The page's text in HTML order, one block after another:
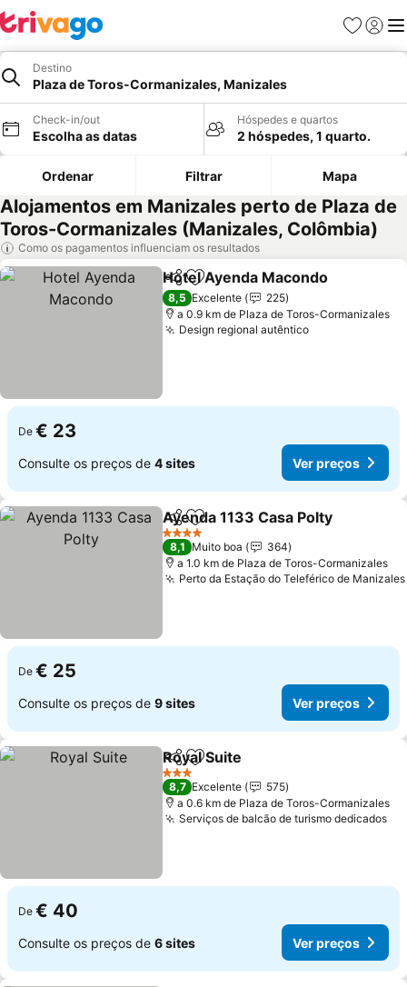
Favoritos
Iniciar
Destino
Plaza de Toros-Cormanizales, Manizales
Check-in/out
Escolha as datas
Hóspedes e quartos
2 hóspedes, 1 quarto.
Ordenar Filtrar Mapa
Alojamentos em Manizales perto de Plaza de
Toros-Cormanizales (Manizales, Colômbia)
Como os pagamentos influenciam os resultados
PartilharAdicionar aos favoritos
Hotel Ayenda Macondo
8,5 Excelente
225
a 0.9 km de Plaza de Toros-Cormanizales
Design regional autêntico
De € 23
Consulte os preços de 4 sites Ver preços
PartilharAdicionar aos favoritos
Ayenda 1133 Casa Polty
4 Estrelas
8,1 Muito boa
364
a 1.0 km de Plaza de Toros-Cormanizales
Perto da Estação do Teleférico de Manizales
De € 25
Consulte os preços de 9 sites Ver preços
PartilharAdicionar aos favoritos
Royal Suite
3 Estrelas
8,7 Excelente
575
a 0.6 km de Plaza de Toros-Cormanizales
Serviços de balcão de turismo dedicados
De € 40
Consulte os preços de 6 sites Ver preços